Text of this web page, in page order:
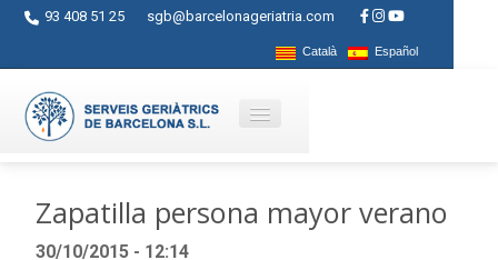
93 408 51 25 sgb@barcelonageriatria.com
Català Español
Servicios
Zapatilla persona mayor verano
30/10/2015 - 12:14